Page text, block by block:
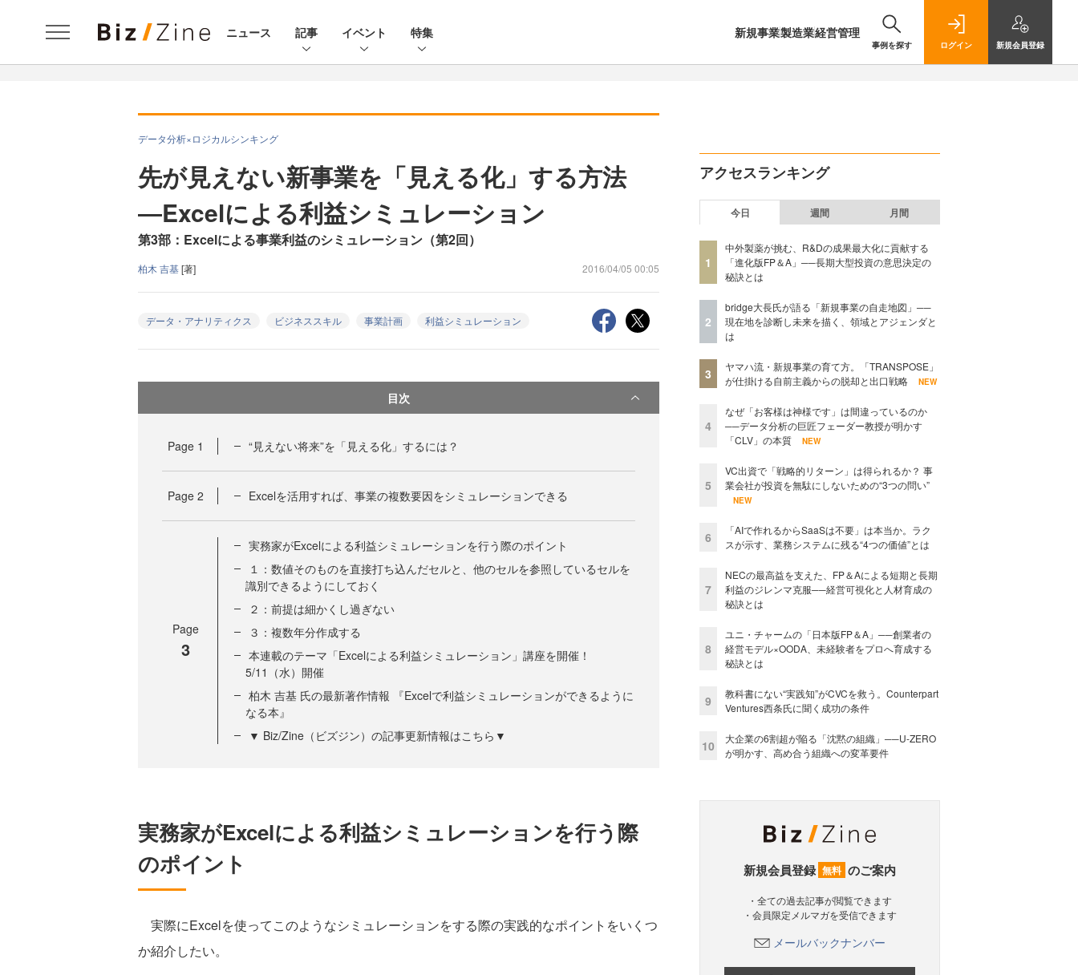
ニュース 記事 イベント 特集 新規事業製造業経営管理
事例を探す ログイン 新規会員登録
データ分析×ロジカルシンキング
先が見えない新事業を「見える化」する方法
―Excelによる利益シミュレーション
第3部：Excelによる事業利益のシミュレーション（第2回）
柏木 吉基[著] 2016/04/05 00:05
データ・アナリティクス ビジネススキル 事業計画 利益シミュレーション
目次
Page 1 “見えない将来”を「見える化」するには？
Page 2 Excelを活用すれば、事業の複数要因をシミュレーションできる
Page
3
実務家がExcelによる利益シミュレーションを行う際のポイント
１：数値そのものを直接打ち込んだセルと、他のセルを参照しているセルを
識別できるようにしておく
２：前提は細かくし過ぎない
３：複数年分作成する
本連載のテーマ「Excelによる利益シミュレーション」講座を開催！
5/11（水）開催
柏木 吉基 氏の最新著作情報 『Excelで利益シミュレーションができるように
なる本』
▼ Biz/Zine（ビズジン）の記事更新情報はこちら▼
実務家がExcelによる利益シミュレーションを行う際
のポイント
実際にExcelを使ってこのようなシミュレーションをする際の実践的なポイントをいくつ
か紹介したい。
アクセスランキング
今日 週間 月間
1
中外製薬が挑む、R&Dの成果最大化に貢献する
「進化版FP＆A」──長期大型投資の意思決定の
秘訣とは
2
bridge大長氏が語る「新規事業の自走地図」──
現在地を診断し未来を描く、領域とアジェンダと
は
3
ヤマハ流・新規事業の育て方。「TRANSPOSE」
が仕掛ける自前主義からの脱却と出口戦略
NEW
4
なぜ「お客様は神様です」は間違っているのか
──データ分析の巨匠フェーダー教授が明かす
「CLV」の本質
NEW
5
VC出資で「戦略的リターン」は得られるか？ 事
業会社が投資を無駄にしないための“3つの問い”
NEW
6
「AIで作れるからSaaSは不要」は本当か。ラク
スが示す、業務システムに残る“4つの価値”とは
7
NECの最高益を支えた、FP＆Aによる短期と長期
利益のジレンマ克服──経営可視化と人材育成の
秘訣とは
8
ユニ・チャームの「日本版FP＆A」──創業者の
経営モデル×OODA、未経験者をプロへ育成する
秘訣とは
9
教科書にない“実践知”がCVCを救う。Counterpart
Ventures西条氏に聞く成功の条件
10
大企業の6割超が陥る「沈黙の組織」──U-ZERO
が明かす、高め合う組織への変革要件
新規会員登録 無料 のご案内
・全ての過去記事が閲覧できます
・会員限定メルマガを受信できます
メールバックナンバー